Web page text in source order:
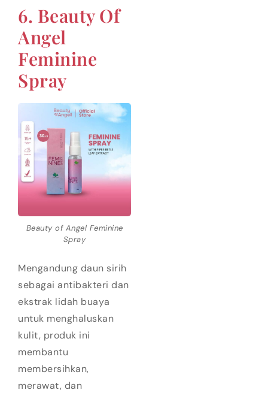
6. Beauty Of
Angel
Feminine
Spray
Beauty of Angel Feminine
Spray
Mengandung daun sirih
sebagai antibakteri dan
ekstrak lidah buaya
untuk menghaluskan
kulit, produk ini
membantu
membersihkan,
merawat, dan